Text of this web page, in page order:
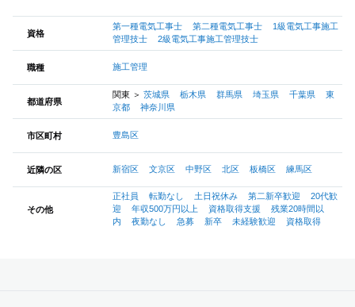
資格
第一種電気工事士 第二種電気工事士
1級電気工事施工
管理技士
2級電気工事施工管理技士
職種 施工管理
都道府県
関東 ＞ 茨城県 栃木県 群馬県 埼玉県 千葉県
東
京都
神奈川県
市区町村 豊島区
近隣の区 新宿区 文京区 中野区 北区 板橋区 練馬区
その他
正社員 転勤なし 土日祝休み 第二新卒歓迎
20代歓
迎
年収500万円以上 資格取得支援
残業20時間以
内
夜勤なし 急募 新卒 未経験歓迎 資格取得